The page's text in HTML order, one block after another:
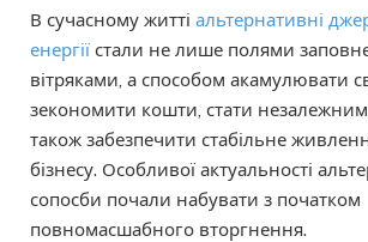
В сучасному житті альтернативні
енергії стали не лише полями
вітряками, а способом акамулювати
зекономити кошти, стати незалежним
також забезпечити стабільне
бізнесу. Особливої актуальності
сопосби почали набувати з початком
повномасшабного вторгнення.